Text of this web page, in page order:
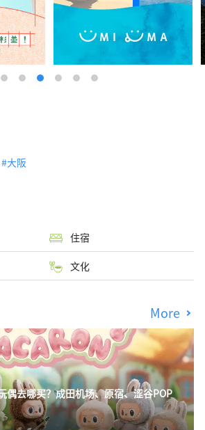
大阪
住宿
文化
More
去哪买？成田机场、原宿、涩谷POP